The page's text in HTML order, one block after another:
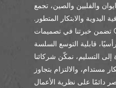
والفلبين والصين، تجمع
والابتكار المتطور.
تضمن خبرتنا في تصميمات OEM/ODM، ومراقبة الجودة
قابلية التوسع السلسة
إلى التسليم، نمكّن شركائنا
مستدام، والالتزام بتجاوز
دائمًا على نظرية الأعمال